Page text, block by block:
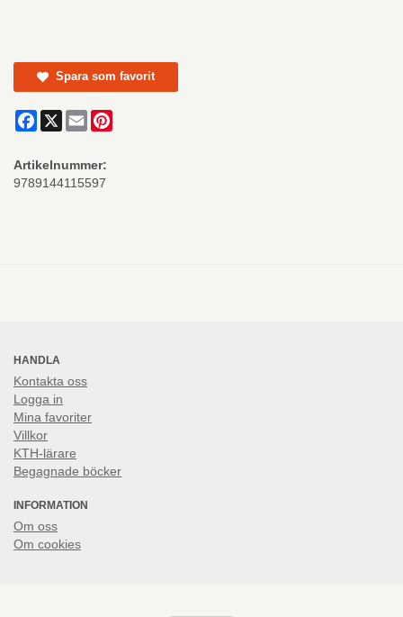
Spara som favorit
Facebook
X Email
Artikelnummer:
9789144115597
HANDLA
Kontakta oss
Logga in
Mina favoriter
Villkor
KTH-lärare
Begagnade böcker
INFORMATION
Om oss
Om cookies